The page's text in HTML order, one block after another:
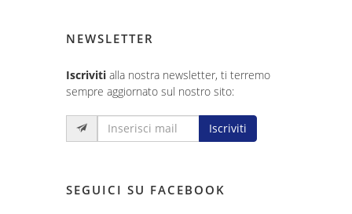
NEWSLETTER
Iscriviti alla nostra newsletter, ti terremo
sempre aggiornato sul nostro sito:
Iscriviti
SEGUICI SU FACEBOOK